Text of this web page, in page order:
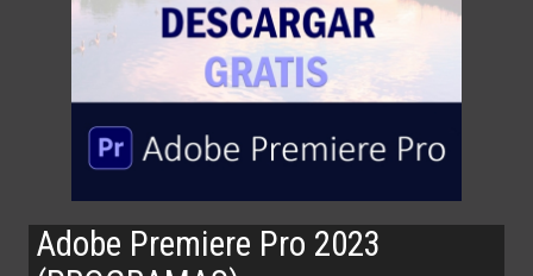
Adobe Premiere Pro 2023